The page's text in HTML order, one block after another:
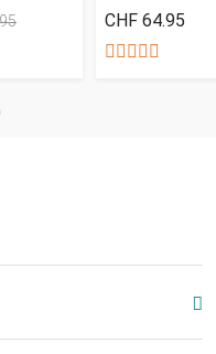
und ist dazu noch
CHF 64.95